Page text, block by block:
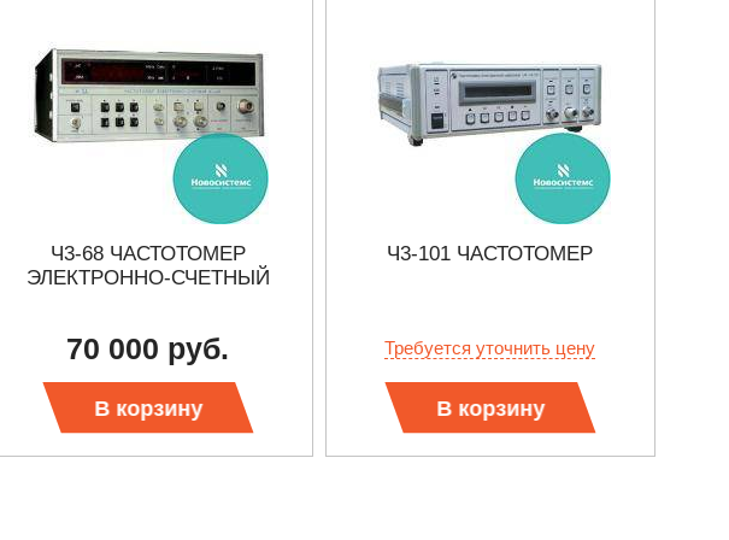
Ч3-68 ЧАСТОТОМЕР
ЭЛЕКТРОННО-СЧЕТНЫЙ
70 000 руб.
В корзину
Ч3-101 ЧАСТОТОМЕР
Требуется уточнить цену
В корзину